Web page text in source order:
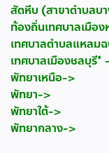
สัตหีบ (สาขาตำบลบ
ท้องถิ่นเทศบาลเมือ
เทศบาลตำบลแหลม
เทศบาลเมืองชลบุรี*
พัทยาเหนือ->
พัทยา->
พัทยาใต้->
พัทยากลาง->